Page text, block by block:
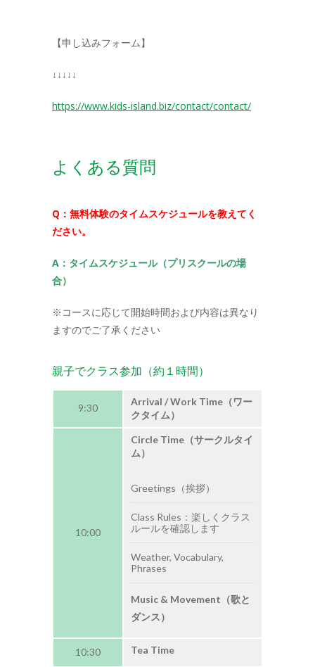
【申し込みフォーム】
↓↓↓↓↓
https://www.kids-island.biz/contact/contact/
よくある質問
Q：無料体験のタイムスケジュールを教えてく
ださい。
A：タイムスケジュール（プリスクールの場
合）
※コースに応じて開始時間および内容は異なり
ますのでご了承ください
親子でクラス参加（約１時間）
9:30
Arrival / Work Time（ワー
クタイム）
10:00
Circle Time（サークルタイ
ム）
Greetings（挨拶）
Class Rules：楽しくクラス
ルールを確認します
Weather, Vocabulary,
Phrases
Music & Movement（歌と
ダンス）
10:30 Tea Time